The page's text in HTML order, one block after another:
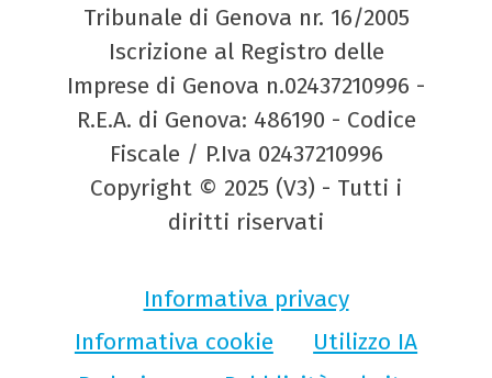
Tribunale di Genova nr. 16/2005
Iscrizione al Registro delle
Imprese di Genova n.02437210996 -
R.E.A. di Genova: 486190 - Codice
Fiscale / P.Iva 02437210996
Copyright © 2025 (V3) - Tutti i
diritti riservati
Informativa privacy
Informativa cookie
Utilizzo IA